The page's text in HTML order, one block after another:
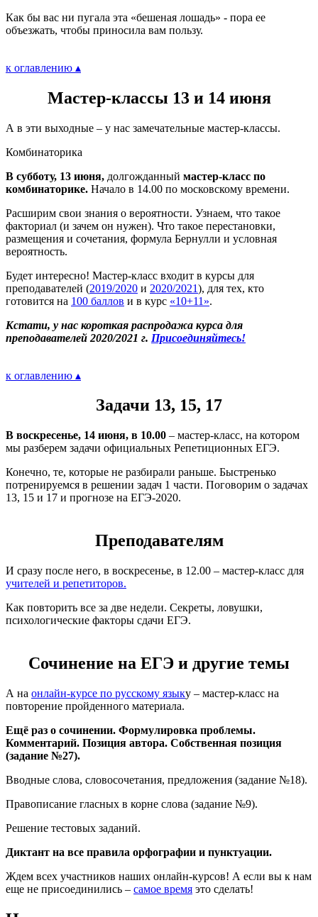
Как бы вас ни пугала эта «бешеная лошадь» - пора ее
объезжать, чтобы приносила вам пользу.
к оглавлению ▴
Мастер-классы 13 и 14 июня
А в эти выходные – у нас замечательные мастер-классы.
Комбинаторика
В субботу, 13 июня, долгожданный мастер-класс по
комбинаторике. Начало в 14.00 по московскому времени.
Расширим свои знания о вероятности. Узнаем, что такое
факториал (и зачем он нужен). Что такое перестановки,
размещения и сочетания, формула Бернулли и условная
вероятность.
Будет интересно! Мастер-класс входит в курсы для
преподавателей (2019/2020 и 2020/2021), для тех, кто
готовится на 100 баллов и в курс «10+11».
Кстати, у нас короткая распродажа курса для
преподавателей 2020/2021 г. Присоединяйтесь!
к оглавлению ▴
Задачи 13, 15, 17
В воскресенье, 14 июня, в 10.00 – мастер-класс, на котором
мы разберем задачи официальных Репетиционных ЕГЭ.
Конечно, те, которые не разбирали раньше. Быстренько
потренируемся в решении задач 1 части. Поговорим о задачах
13, 15 и 17 и прогнозе на ЕГЭ-2020.
Преподавателям
И сразу после него, в воскресенье, в 12.00 – мастер-класс для
учителей и репетиторов.
Как повторить все за две недели. Секреты, ловушки,
психологические факторы сдачи ЕГЭ.
Сочинение на ЕГЭ и другие темы
А на онлайн-курсе по русскому языку – мастер-класс на
повторение пройденного материала.
Ещё раз о сочинении. Формулировка проблемы.
Комментарий. Позиция автора. Собственная позиция
(задание №27).
Вводные слова, словосочетания, предложения (задание №18).
Правописание гласных в корне слова (задание №9).
Решение тестовых заданий.
Диктант на все правила орфографии и пунктуации.
Ждем всех участников наших онлайн-курсов! А если вы к нам
еще не присоединились – самое время это сделать!